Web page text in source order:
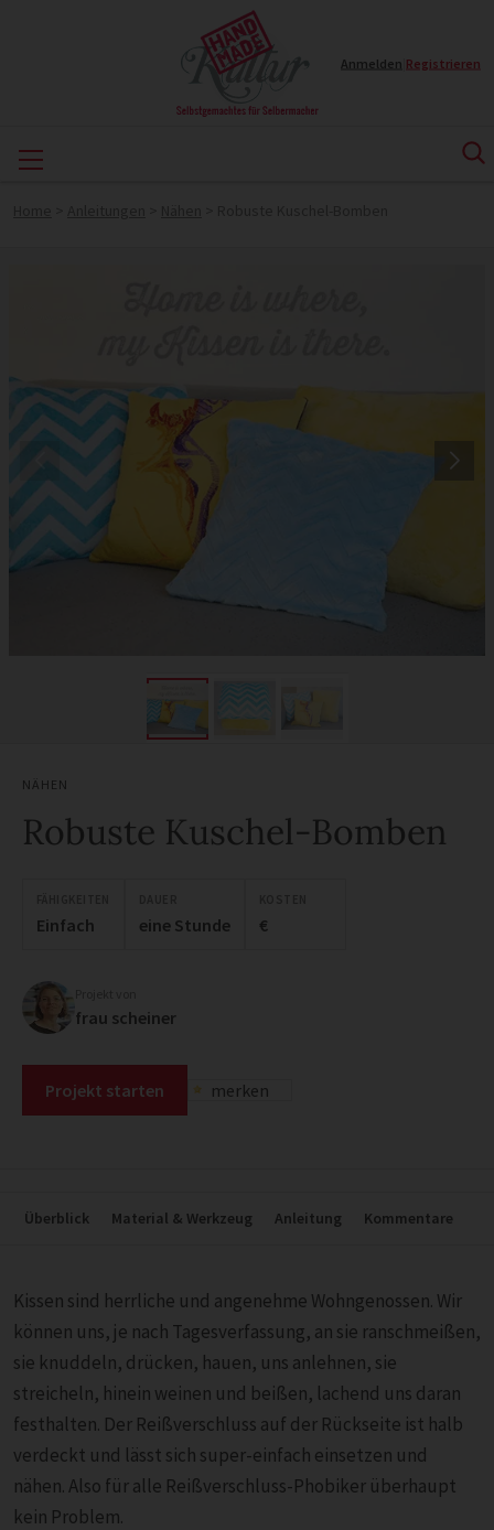
Anmelden Registrieren
NÄHEN
Robuste Kuschel-Bomben
Einfach eine Stunde €
frau scheiner
Projekt starten merken
Überblick Material & Werkzeug Anleitung Kommentare
Kissen sind herrliche und angenehme Wohngenossen. Wir
können uns, je nach Tagesverfassung, an sie ranschmeißen,
sie knuddeln, drücken, hauen, uns anlehnen, sie
streicheln, hinein weinen und beißen, lachend uns daran
festhalten. Der Reißverschluss auf der Rückseite ist halb
verdeckt und lässt sich super-einfach einsetzen und
nähen. Also für alle Reißverschluss-Phobiker überhaupt
kein Problem.